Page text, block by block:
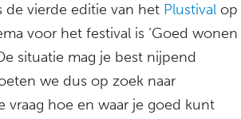
vierde editie van het Plustival op
voor het festival is ‘Goed wonen
situatie mag je best nijpend
we dus op zoek naar
vraag hoe en waar je goed kunt